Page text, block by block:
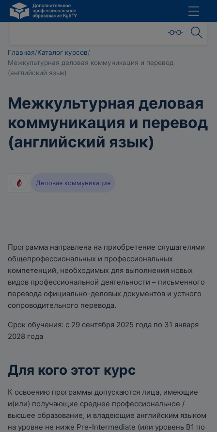
Главная/Каталог курсов/
Межкультурная деловая коммуникация и перевод
(английский язык)
Межкультурная деловая
коммуникация и перевод
(английский язык)
Деловая коммуникация
Программа направлена на приобретение слушателями
общепрофессиональных и профессиональных
компетенций, необходимых для выполнения новых
видов профессиональной деятельности – письменного
перевода официально-деловых документов и устного
сопроводительного перевода.
Срок обучения: с 29 сентября 2025 года по 31 января
2028 года
Для кого этот курс
К освоению программы допускаются лица, имеющие
и(или) получающие среднее профессиональное /
высшее образование, и владеющие английским языком
на уровне не ниже Pre-Intermediate (или уровень B1 по